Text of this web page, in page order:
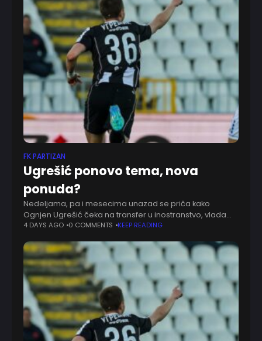
FK PARTIZAN
Ugrešić ponovo tema, nova
ponuda?
Nedeljama, pa i mesecima unazad se priča kako
Ognjen Ugrešić čeka na transfer u inostranstvo, vlada
veliko interesovanje. Stekao se utisak da je italijansko
4 DAYS AGO 0 COMMENTS KEEP READING